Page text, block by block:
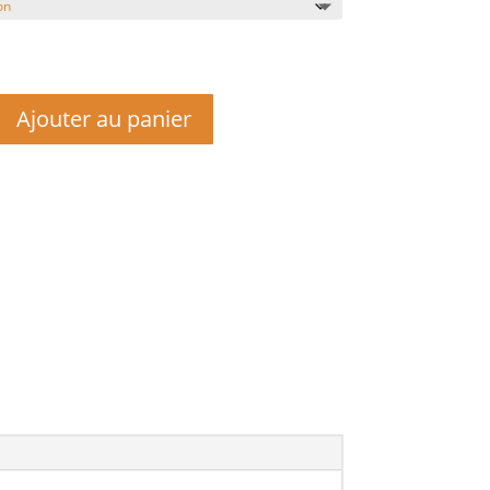
Ajouter au panier